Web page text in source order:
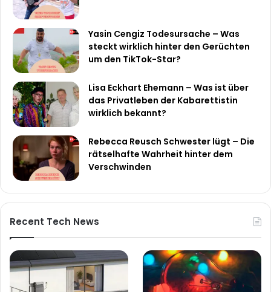
Yasin Cengiz Todesursache – Was
steckt wirklich hinter den Gerüchten
um den TikTok-Star?
Lisa Eckhart Ehemann – Was ist über
das Privatleben der Kabarettistin
wirklich bekannt?
Rebecca Reusch Schwester lügt – Die
rätselhafte Wahrheit hinter dem
Verschwinden
Recent Tech News